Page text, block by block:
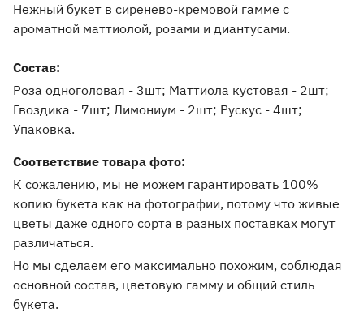
Нежный букет в сиренево-кремовой гамме с
ароматной маттиолой, розами и диантусами.
Состав:
Роза одноголовая - 3шт; Маттиола кустовая - 2шт;
Гвоздика - 7шт; Лимониум - 2шт; Рускус - 4шт;
Упаковка.
Соответствие товара фото:
К сожалению, мы не можем гарантировать 100%
копию букета как на фотографии, потому что живые
цветы даже одного сорта в разных поставках могут
различаться.
Но мы сделаем его максимально похожим, соблюдая
основной состав, цветовую гамму и общий стиль
букета.